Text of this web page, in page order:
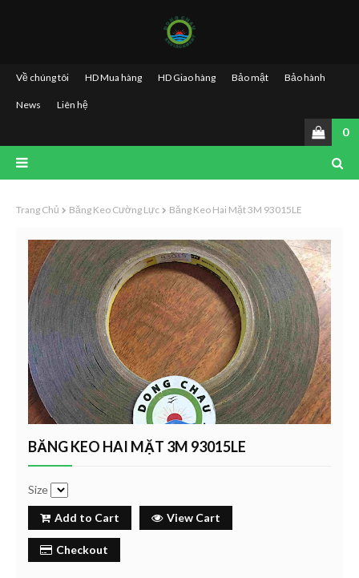
Về chúng tôi HD Mua hàng HD Giao hàng Bảo mật Bảo hành
News Liên hệ
0
Trang Chủ Băng Keo Cường Lực Băng Keo Hai Mặt 3M 93015LE
BĂNG KEO HAI MẶT 3M 93015LE
Size
Add to Cart View Cart
Checkout